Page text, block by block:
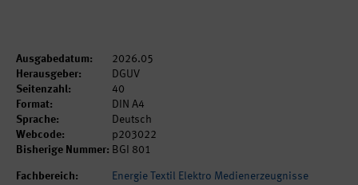
Ausgabedatum:
2026.05
Herausgeber:
DGUV
Seitenzahl:
40
Format:
DIN A4
Sprache:
Deutsch
Webcode:
p203022
Bisherige Nummer: BGI 801
Fachbereich:
Energie Textil Elektro Medienerzeugnisse